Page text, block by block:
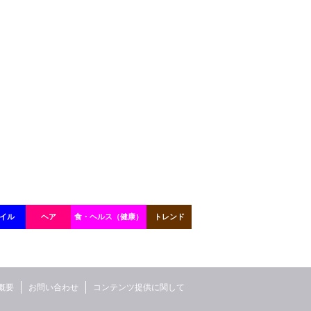
ル ヘア 食・ヘルス（健康） トレンド
コンテンツ提供に関して
お問い合わせ
要